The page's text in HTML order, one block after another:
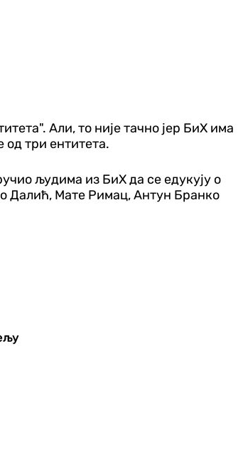
Али, то није тачно јер БиХ има
од три ентитета.
људима из БиХ да се едукују о
Далић, Мате Римац, Антун Бранко